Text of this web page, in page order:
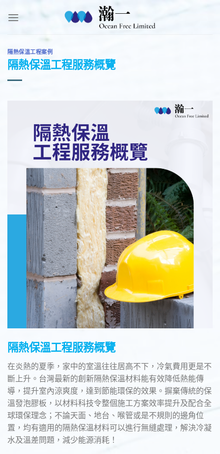
隔熱保溫工程案例
隔熱保溫工程服務概覽
隔熱保溫工程服務概覽
在炎熱的夏季，家中的室溫往往居高不下，冷氣費用更是不
斷上升。台灣最新的創新隔熱保溫材料能有效降低熱能傳
導，提升室內涼爽度，達到節能環保的效果。摒棄傳統的保
溫發泡膠板，以材料科技令整個施工方案效率提升及配合全
球環保理念；不論天面、地台、喉管或是不規則的邊角位
置，均有適用的隔熱保溫材料可以進行無縫處理，解決冷凝
水及溫差問題，減少能源消耗！